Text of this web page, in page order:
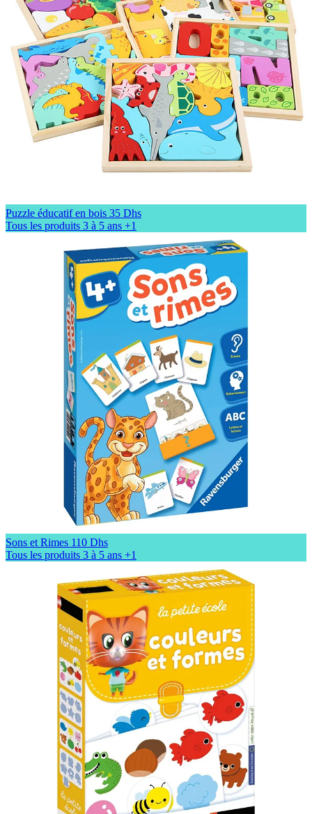
Puzzle éducatif en bois 35 Dhs
Tous les produits 3 à 5 ans +1
Sons et Rimes 110 Dhs
Tous les produits 3 à 5 ans +1